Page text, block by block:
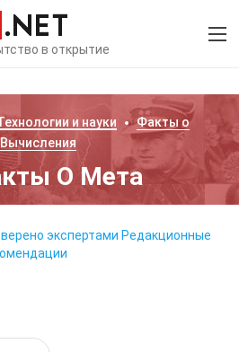
в открытие
и науки
Факты о
Вычисления
О Мета
экспертами Редакционные